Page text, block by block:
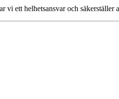
vi ett helhetsansvar och